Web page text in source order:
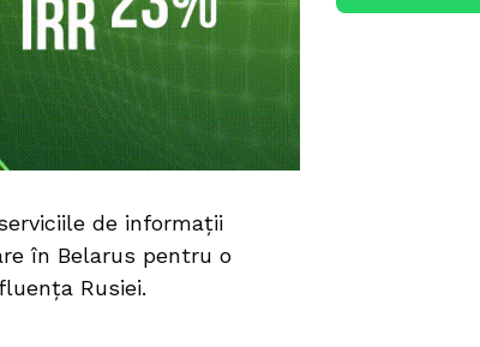
de informații
în Belarus pentru o
Rusiei.